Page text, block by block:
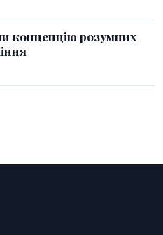
концепцію розумних